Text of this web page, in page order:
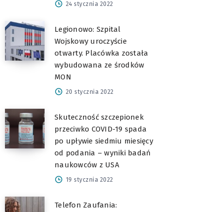
24 stycznia 2022
Legionowo: Szpital
Wojskowy uroczyście
otwarty. Placówka została
wybudowana ze środków
MON
20 stycznia 2022
Skuteczność szczepionek
przeciwko COVID-19 spada
po upływie siedmiu miesięcy
od podania – wyniki badań
naukowców z USA
19 stycznia 2022
Telefon Zaufania: